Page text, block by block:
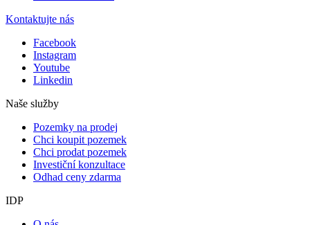
Kontaktujte nás
Facebook
Instagram
Youtube
Linkedin
Naše služby
Pozemky na prodej
Chci koupit pozemek
Chci prodat pozemek
Investiční konzultace
Odhad ceny zdarma
IDP